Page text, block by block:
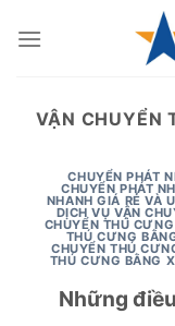
VẬN CHUYỂN
CHUYỂN PHÁT
CHUYỂN PHÁT
NHANH GIÁ RẺ VÀ
DỊCH VỤ VẬN
CHUYỂN THÚ
THÚ CƯNG
CHUYỂN THÚ
THÚ CƯNG BẰNG
Những